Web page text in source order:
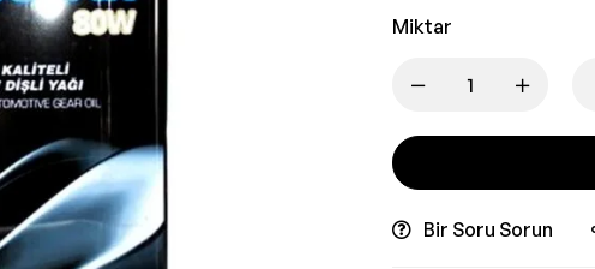
Miktar
Bir Soru Sorun